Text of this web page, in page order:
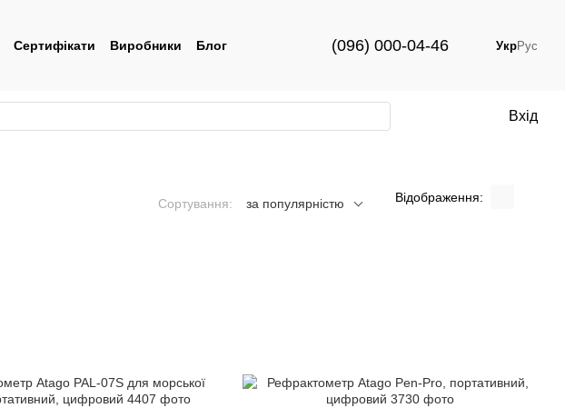
Сертифікати Виробники
Блог
(096) 000-04-46 УкрРус
Вхід
Сортування: за популярністю Відображення: